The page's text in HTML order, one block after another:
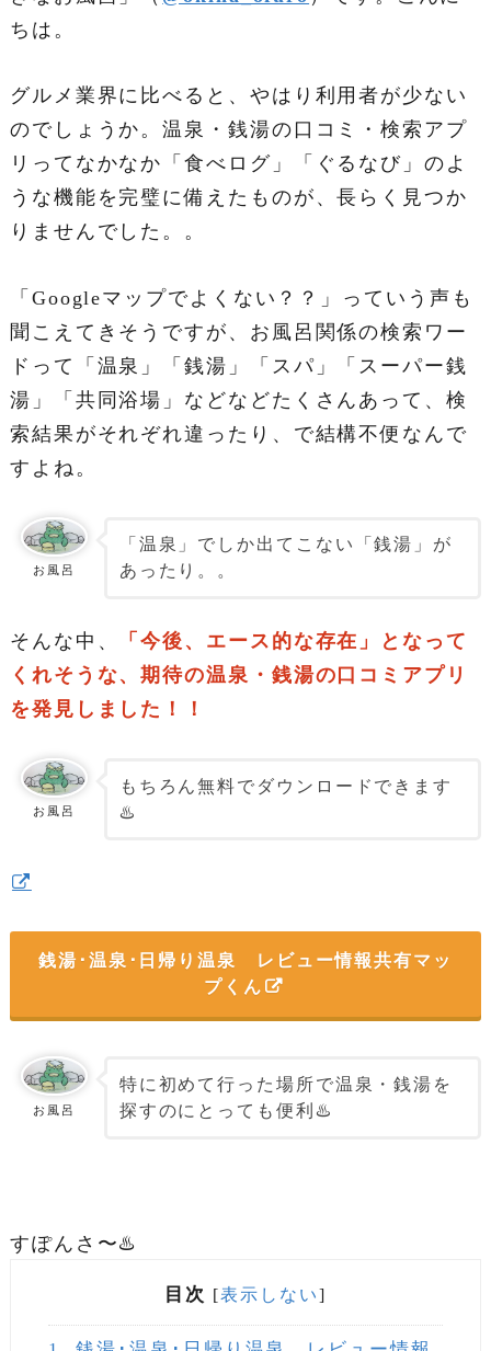
ちは。
グルメ業界に比べると、やはり利用者が少ない
のでしょうか。温泉・銭湯の口コミ・検索アプ
リってなかなか「食べログ」「ぐるなび」のよ
うな機能を完璧に備えたものが、長らく見つか
りませんでした。。
「Googleマップでよくない？？」っていう声も
聞こえてきそうですが、お風呂関係の検索ワー
ドって「温泉」「銭湯」「スパ」「スーパー銭
湯」「共同浴場」などなどたくさんあって、検
索結果がそれぞれ違ったり、で結構不便なんで
すよね。
お風呂
「温泉」でしか出てこない「銭湯」が
あったり。。
そんな中、
「今後、エース的な存在」となって
くれそうな、期待の温泉・銭湯の口コミアプリ
を発見しました！！
お風呂
もちろん無料でダウンロードできます
♨️
銭湯･温泉･日帰り温泉 レビュー情報共有マッ
プくん
お風呂
特に初めて行った場所で温泉・銭湯を
探すのにとっても便利♨️
すぽんさ〜♨️
目次 [表示しない]